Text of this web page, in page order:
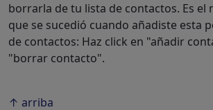
borrarla de tu lista de contactos. Es el
que se sucedió cuando añadiste esta
de contactos: Haz click en "añadir
"borrar contacto".
↑ arriba